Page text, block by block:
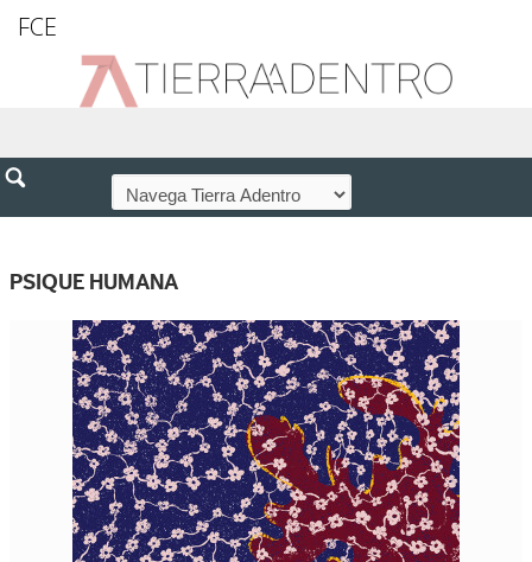
FCE
PSIQUE HUMANA